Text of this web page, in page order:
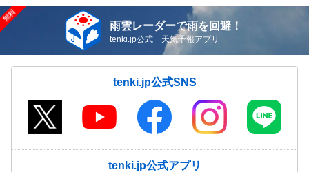
雨雲レーダーで雨を回避！
tenki.jp公式 天気予報アプリ
tenki.jp公式SNS
tenki.jp公式アプリ